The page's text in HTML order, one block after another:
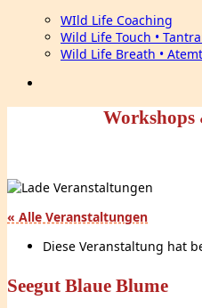
WIld Life Coaching
Wild Life Touch •
Wild Life Breath •
Workshops
« Alle Veranstaltungen
Diese Veranstaltung hat
Seegut Blaue Blume